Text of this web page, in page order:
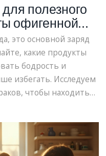
полезного
офигенной
это основной заряд
какие продукты
бодрость и
избегать. Исследуем
чтобы находить
повысят уровень